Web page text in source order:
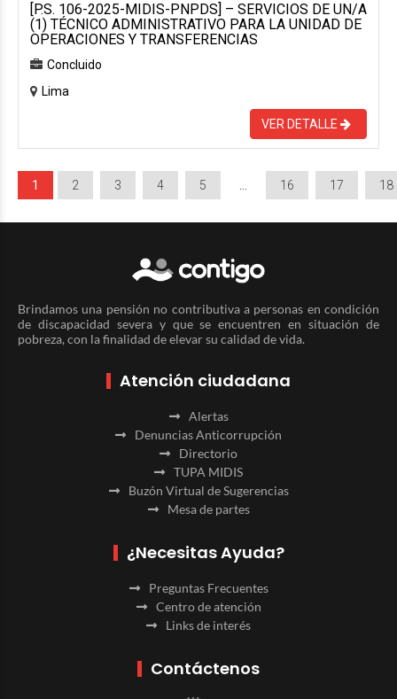
[P.S. 106-2025-MIDIS-PNPDS] – SERVICIOS DE UN/A
(1) TÉCNICO ADMINISTRATIVO PARA LA UNIDAD DE
OPERACIONES Y TRANSFERENCIAS
Concluido
Lima
VER DETALLE
1 2 3 4 5 16 17 18
Brindamos una pensión no contributiva a personas en condición
de discapacidad severa y que se encuentren en situación de
pobreza, con la finalidad de elevar su calidad de vida.
Atención ciudadana
Alertas
Denuncias Anticorrupción
Directorio
TUPA MIDIS
Buzón Virtual de Sugerencias
Mesa de partes
¿Necesitas Ayuda?
Preguntas Frecuentes
Centro de atención
Links de interés
Contáctenos